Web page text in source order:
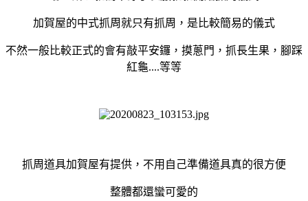
加賀屋的中式抓周就只有抓周，是比較簡易的儀式
不然一般比較正式的會有敲平安鑼，摸蔥門，抓長生果，腳踩
紅龜....等等
抓周道具加賀屋有提供，不用自己準備道具真的很方便
整體都還蠻可愛的